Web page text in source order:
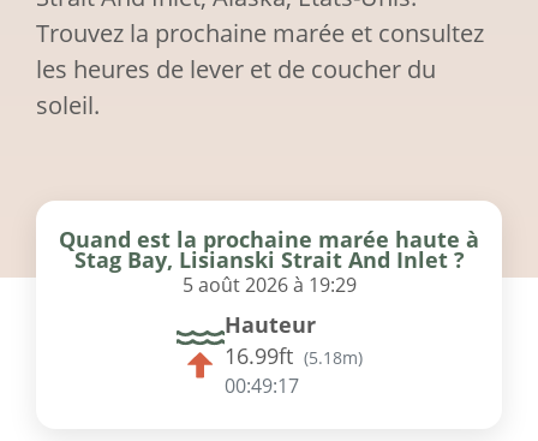
Trouvez la prochaine marée et consultez
les heures de lever et de coucher du
soleil.
Quand est la prochaine marée haute à
Stag Bay, Lisianski Strait And Inlet ?
5 août 2026 à 19:29
Hauteur
16.99ft (5.18m)
00:49:17